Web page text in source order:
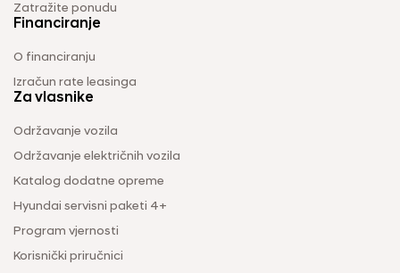
Zatražite ponudu
Financiranje
O financiranju
Izračun rate leasinga
Za vlasnike
Održavanje vozila
Održavanje električnih vozila
Katalog dodatne opreme
Hyundai servisni paketi 4+
Program vjernosti
Korisnički priručnici